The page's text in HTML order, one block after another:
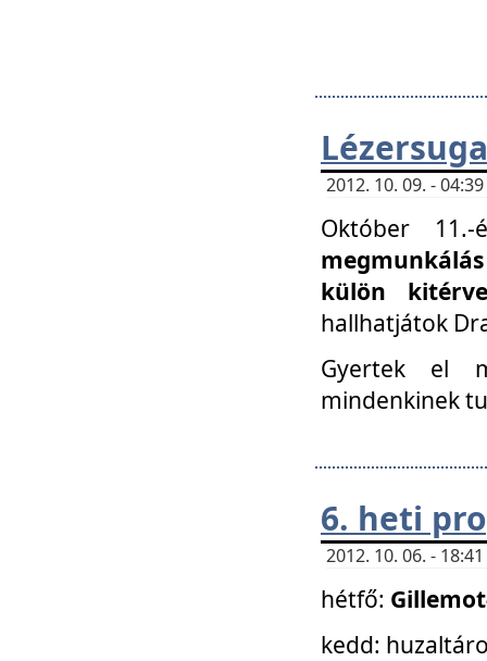
2012. 10. 09. -
Október
külön
hallhatjátok
Gyertek el
mindenkinek
6. heti
2012. 10. 06. -
hétfő:
kedd: